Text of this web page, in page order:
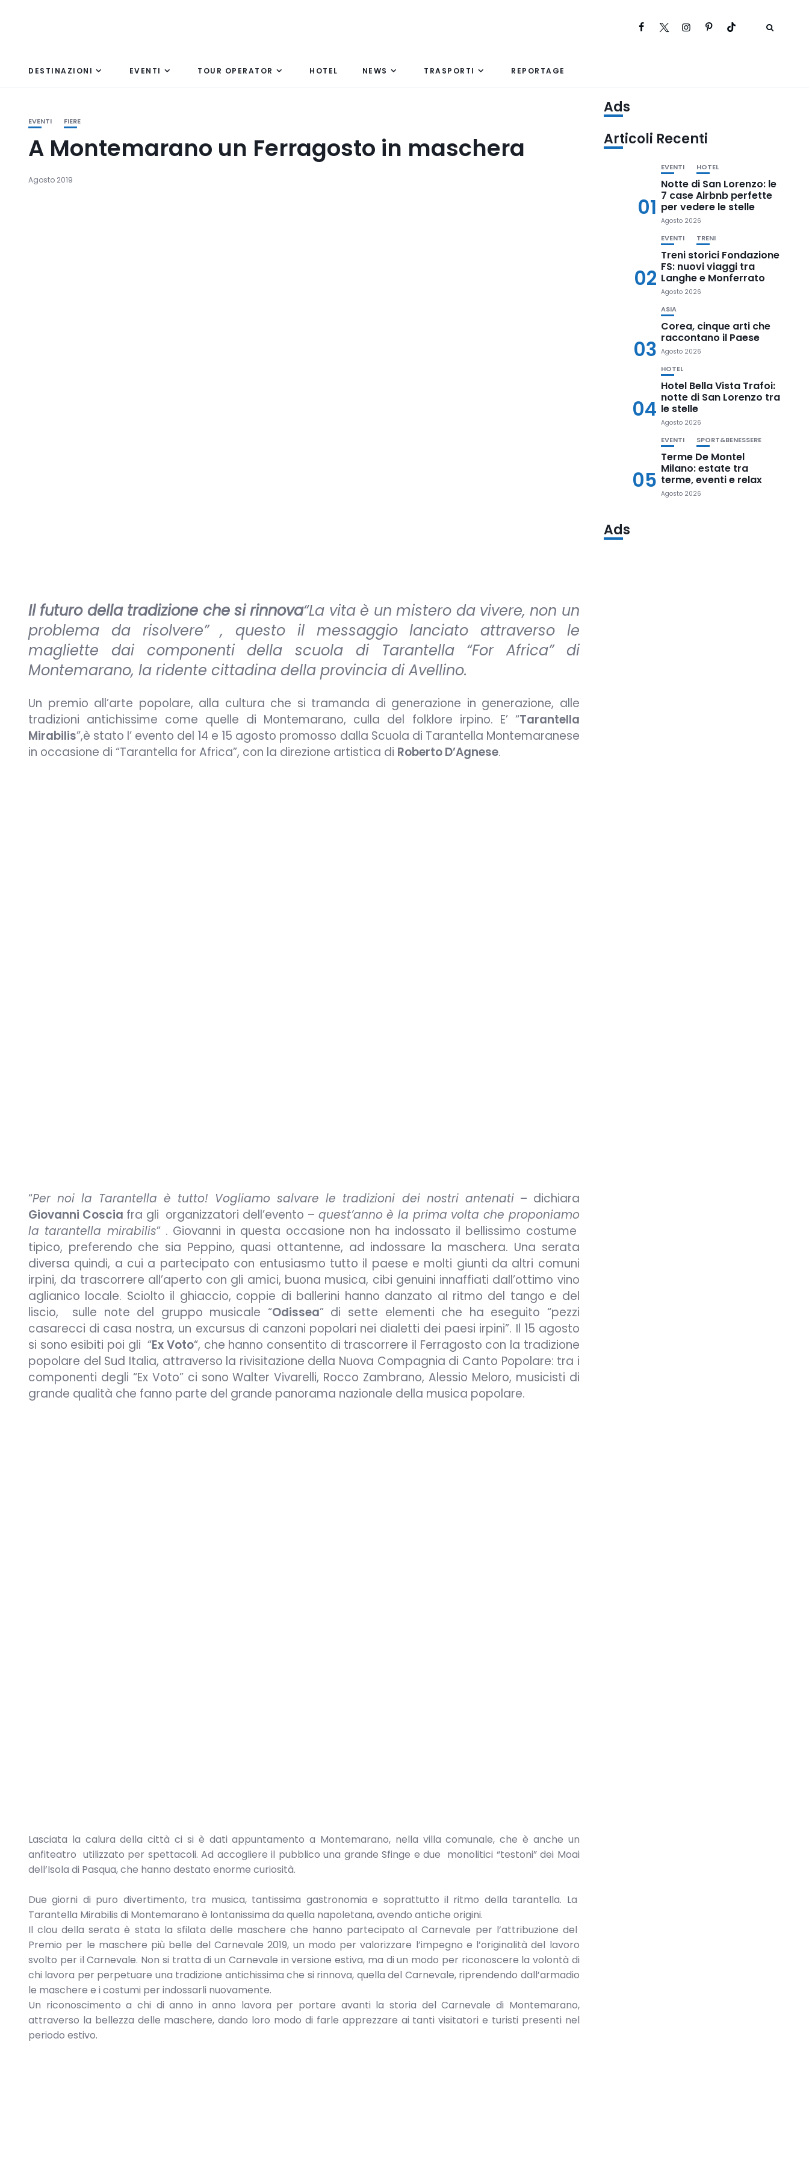
DESTINAZIONI EVENTI TOUR OPERATOR HOTEL NEWS TRASPORTI REPORTAGE
EVENTI FIERE
A Montemarano un Ferragosto in maschera
Agosto 2019
Il futuro della tradizione che si rinnova“La vita è un mistero da vivere, non un
problema da risolvere” , questo il messaggio lanciato attraverso le
magliette dai componenti della scuola di Tarantella “For Africa” di
Montemarano, la ridente cittadina della provincia di Avellino.
Un premio all’arte popolare, alla cultura che si tramanda di generazione in generazione, alle
tradizioni antichissime come quelle di Montemarano, culla del folklore irpino. E’ “Tarantella
Mirabilis”,è stato l’ evento del 14 e 15 agosto promosso dalla Scuola di Tarantella Montemaranese
in occasione di “Tarantella for Africa”, con la direzione artistica di Roberto D’Agnese.
“Per noi la Tarantella è tutto! Vogliamo salvare le tradizioni dei nostri antenati– dichiara
Giovanni Coscia fra gli organizzatori dell’evento – quest’anno è la prima volta che proponiamo
la tarantella mirabilis” . Giovanni in questa occasione non ha indossato il bellissimo costume
tipico, preferendo che sia Peppino, quasi ottantenne, ad indossare la maschera. Una serata
diversa quindi, a cui a partecipato con entusiasmo tutto il paese e molti giunti da altri comuni
irpini, da trascorrere all’aperto con gli amici, buona musica, cibi genuini innaffiati dall’ottimo vino
aglianico locale. Sciolto il ghiaccio, coppie di ballerini hanno danzato al ritmo del tango e del
liscio, sulle note del gruppo musicale “Odissea” di sette elementi che ha eseguito “pezzi
casarecci di casa nostra, un excursus di canzoni popolari nei dialetti dei paesi irpini”. Il 15 agosto
si sono esibiti poi gli “Ex Voto“, che hanno consentito di trascorrere il Ferragosto con la tradizione
popolare del Sud Italia, attraverso la rivisitazione della Nuova Compagnia di Canto Popolare: tra i
componenti degli “Ex Voto” ci sono Walter Vivarelli, Rocco Zambrano, Alessio Meloro, musicisti di
grande qualità che fanno parte del grande panorama nazionale della musica popolare.
Lasciata la calura della città ci si è dati appuntamento a Montemarano, nella villa comunale, che è anche un
anfiteatro utilizzato per spettacoli. Ad accogliere il pubblico una grande Sfinge e due monolitici “testoni” dei Moai
dell’Isola di Pasqua, che hanno destato enorme curiosità.
Due giorni di puro divertimento, tra musica, tantissima gastronomia e soprattutto il ritmo della tarantella. La
Tarantella Mirabilis di Montemarano è lontanissima da quella napoletana, avendo antiche origini.
Il clou della serata è stata la sfilata delle maschere che hanno partecipato al Carnevale per l’attribuzione del
Premio per le maschere più belle del Carnevale 2019, un modo per valorizzare l’impegno e l’originalità del lavoro
svolto per il Carnevale. Non si tratta di un Carnevale in versione estiva, ma di un modo per riconoscere la volontà di
chi lavora per perpetuare una tradizione antichissima che si rinnova, quella del Carnevale, riprendendo dall’armadio
le maschere e i costumi per indossarli nuovamente.
Un riconoscimento a chi di anno in anno lavora per portare avanti la storia del Carnevale di Montemarano,
attraverso la bellezza delle maschere, dando loro modo di farle apprezzare ai tanti visitatori e turisti presenti nel
periodo estivo.
Ads
Articoli Recenti
01
EVENTI HOTEL
Notte di San Lorenzo: le
7 case Airbnb perfette
per vedere le stelle
Agosto 2026
02
EVENTI TRENI
Treni storici Fondazione
FS: nuovi viaggi tra
Langhe e Monferrato
Agosto 2026
03
ASIA
Corea, cinque arti che
raccontano il Paese
Agosto 2026
04
HOTEL
Hotel Bella Vista Trafoi:
notte di San Lorenzo tra
le stelle
Agosto 2026
05
EVENTI SPORT&BENESSERE
Terme De Montel
Milano: estate tra
terme, eventi e relax
Agosto 2026
Ads